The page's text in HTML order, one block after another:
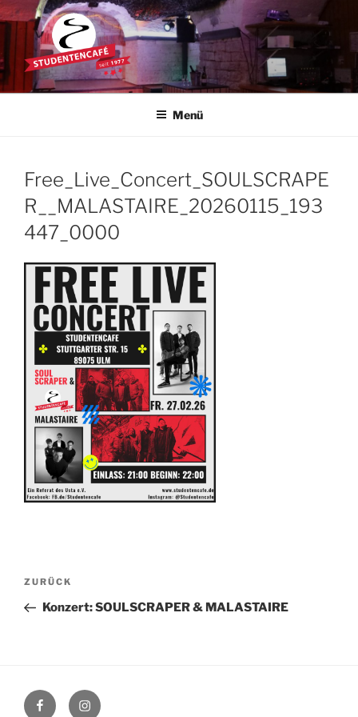
Zum
Inhalt
springen
STUDENTENCAFÉ
Die Kultkneipe in Ulm seit 1977
Menü
Free_Live_Concert_SOULSCRAPE
R__MALASTAIRE_20260115_193
447_0000
Beitragsnavigation
Vorheriger
Beitrag
ZURÜCK
Konzert: SOULSCRAPER & MALASTAIRE
FacebookInstagram